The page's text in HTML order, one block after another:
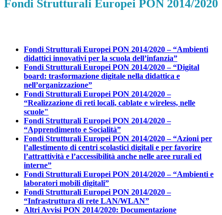
Fondi Strutturali Europei PON 2014/2020
Fondi Strutturali Europei PON 2014/2020 – “Ambienti
didattici innovativi per la scuola dell’infanzia”
Fondi Strutturali Europei PON 2014/2020 – “Digital
board: trasformazione digitale nella didattica e
nell’organizzazione”
Fondi Strutturali Europei PON 2014/2020 –
“Realizzazione di reti locali, cablate e wireless, nelle
scuole"
Fondi Strutturali Europei PON 2014/2020 –
“Apprendimento e Socialità”
Fondi Strutturali Europei PON 2014/2020 – “Azioni per
l’allestimento di centri scolastici digitali e per favorire
l’attrattività e l’accessibilità anche nelle aree rurali ed
interne”
Fondi Strutturali Europei PON 2014/2020 – “Ambienti e
laboratori mobili digitali”
Fondi Strutturali Europei PON 2014/2020 –
“Infrastruttura di rete LAN/WLAN”
Altri Avvisi PON 2014/2020: Documentazione